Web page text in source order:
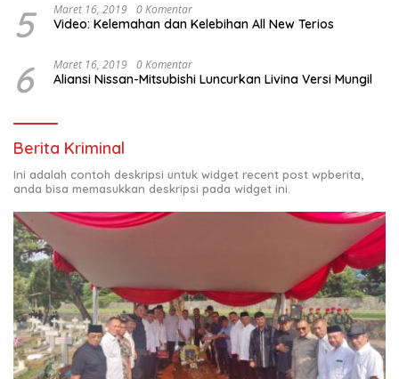
5 Maret 16, 2019 0 Komentar
Video: Kelemahan dan Kelebihan All New Terios
6 Maret 16, 2019 0 Komentar
Aliansi Nissan-Mitsubishi Luncurkan Livina Versi Mungil
Berita Kriminal
Ini adalah contoh deskripsi untuk widget recent post wpberita,
anda bisa memasukkan deskripsi pada widget ini.